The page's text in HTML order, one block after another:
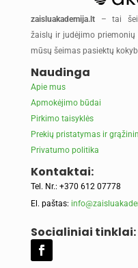
zaisluakademija.lt
– tai
žaislų ir judėjimo
mūsų šeimas pasiektų
Naudinga
Apie mus
Apmokėjimo būdai
Pirkimo taisyklės
Prekių pristatymas ir
Privatumo politika
Kontaktai:
Tel. Nr.: +370 612 07778
El. paštas:
Socialiniai tinklai: